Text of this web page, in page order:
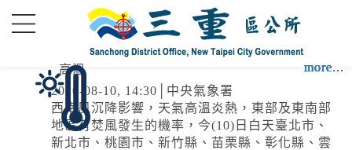
高溫
2026-08-10, 14:30│中央氣象署
西南風沉降影響，天氣高溫炎熱，東部及東南部
地區有焚風發生的機率，今(10)日白天臺北市、
新北市、桃園市、新竹縣、苗栗縣、彰化縣、雲
more...
more...
more...
more...
more...
more...
more...
more...